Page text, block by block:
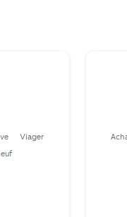
Viager